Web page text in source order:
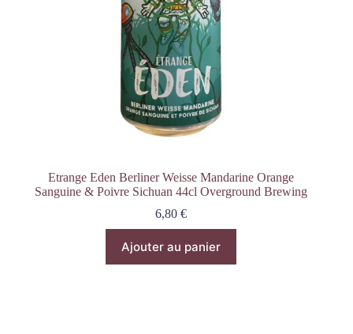
Etrange Eden Berliner Weisse Mandarine Orange
Sanguine & Poivre Sichuan 44cl Overground Brewing
6,80€
Ajouter au panier